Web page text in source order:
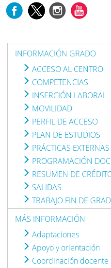
INFORMACIÓN GRADO
ACCESO AL CENTRO
COMPETENCIAS
INSERCIÓN LABORAL
MOVILIDAD
PERFIL DE ACCESO
PLAN DE ESTUDIOS
PRÁCTICAS EXTERNAS
PROGRAMACIÓN
RESUMEN DE
SALIDAS
TRABAJO FIN DE
MÁS INFORMACIÓN
Adaptaciones
Apoyo y orientación
Coordinación docente